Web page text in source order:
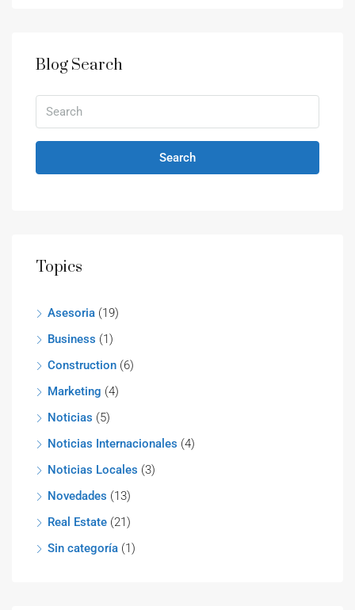
Blog Search
Search
Topics
Asesoria (19)
Business (1)
Construction (6)
Marketing (4)
Noticias (5)
Noticias Internacionales (4)
Noticias Locales (3)
Novedades (13)
Real Estate (21)
Sin categoría (1)